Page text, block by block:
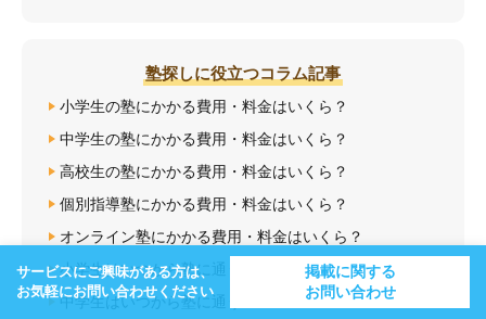
塾探しに役立つコラム記事
小学生の塾にかかる費用・料金はいくら？
中学生の塾にかかる費用・料金はいくら？
高校生の塾にかかる費用・料金はいくら？
個別指導塾にかかる費用・料金はいくら？
オンライン塾にかかる費用・料金はいくら？
小学生はいつから塾に通う？
中学生はいつから塾に通う？
サービスにご興味がある方は、
お気軽にお問い合わせください
掲載に関する
お問い合わせ